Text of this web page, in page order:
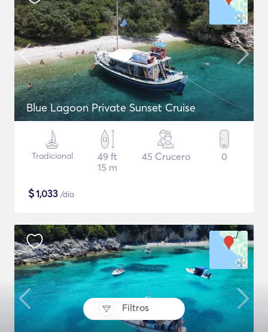
Filtros
Blue Lagoon Private Sunset Cruise
Tradicional
49 ft
15 m
45 Crucero 0
$1,033 /día